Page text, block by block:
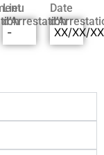
Lieu
d’Arrestation
-
Date
XX/XX/